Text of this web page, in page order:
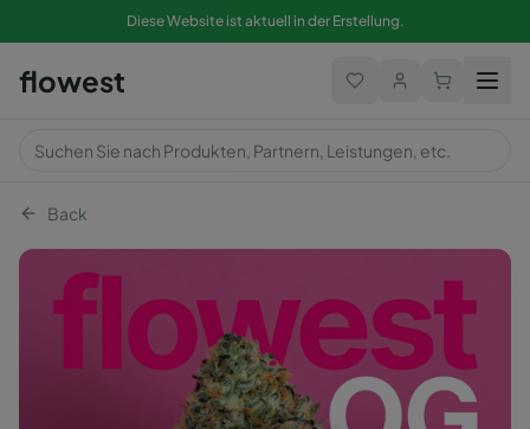
Diese Website ist aktuell in der Erstellung.
flowest
Back